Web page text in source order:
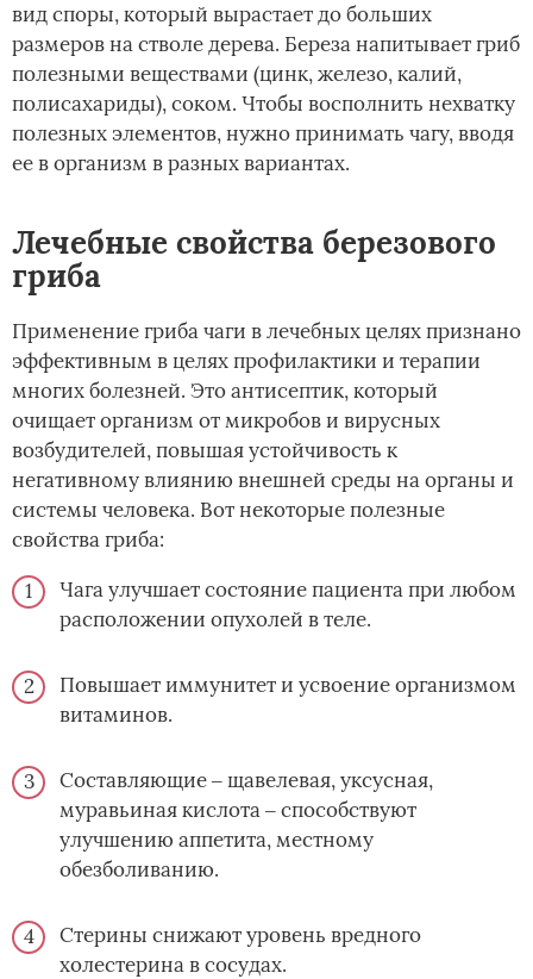
вид споры, который вырастает до больших
размеров на стволе дерева. Береза напитывает гриб
полезными веществами (цинк, железо, калий,
полисахариды), соком. Чтобы восполнить нехватку
полезных элементов, нужно принимать чагу, вводя
ее в организм в разных вариантах.
Лечебные свойства березового
гриба
Применение гриба чаги в лечебных целях признано
эффективным в целях профилактики и терапии
многих болезней. Это антисептик, который
очищает организм от микробов и вирусных
возбудителей, повышая устойчивость к
негативному влиянию внешней среды на органы и
системы человека. Вот некоторые полезные
свойства гриба:
Чага улучшает состояние пациента при любом
расположении опухолей в теле.
Повышает иммунитет и усвоение организмом
витаминов.
Составляющие ‒ щавелевая, уксусная,
муравьиная кислота ‒ способствуют
улучшению аппетита, местному
обезболиванию.
Стерины снижают уровень вредного
холестерина в сосудах.